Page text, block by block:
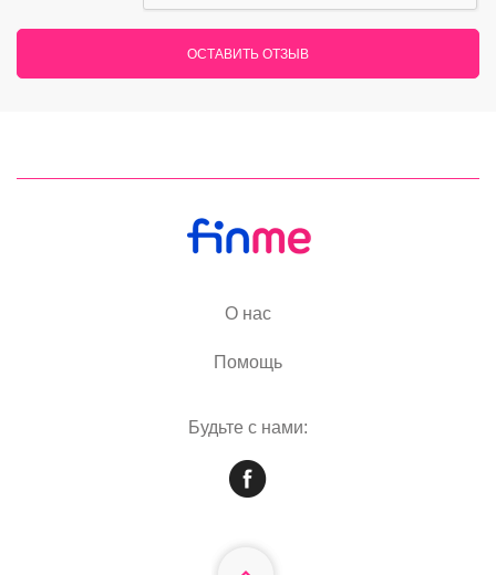
ОСТАВИТЬ ОТЗЫВ
О нас
Помощь
Будьте с нами: